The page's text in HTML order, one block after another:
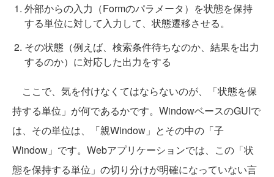
外部からの入力（Formのパラメータ）を状態を保持
する単位に対して入力して、状態遷移させる。
その状態（例えば、検索条件待ちなのか、結果を出力
するのか）に対応した出力をする
ここで、気を付けなくてはならないのが、「状態を保
持する単位」が何であるかです。WindowベースのGUIで
は、その単位は、「親Window」とその中の「子
Window」です。Webアプリケーションでは、この「状
態を保持する単位」の切り分けが明確になっていない言